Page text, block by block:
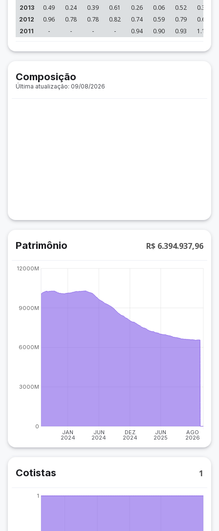
2013 0.49 0.24 0.39 0.61 0.26 0.06 0.52 0.35
2012 0.96 0.78 0.78 0.82 0.74 0.59 0.79 0.64
2011 - - - - 0.94 0.90 0.93 1.16
Composição
Última atualização: 09/08/2026
Patrimônio R$ 6.394.937,96
JAN
2024
JUN
2024
DEZ
2024
JUN
2025
AGO
2026
0
3000M
6000M
9000M
12000M
Cotistas 1
1